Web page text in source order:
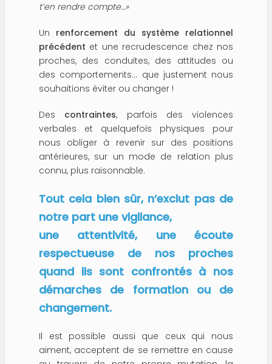
t’en rendre compte…»
Un renforcement du système relationnel
précédent et une recrudescence chez nos
proches, des conduites, des attitudes ou
des comportements… que justement nous
souhaitions éviter ou changer !
Des contraintes, parfois des violences
verbales et quelquefois physiques pour
nous obliger à revenir sur des positions
antérieures, sur un mode de relation plus
connu, plus raisonnable.
Tout cela bien sûr, n’exclut pas de
notre part une vigilance,
une attentivité, une écoute
respectueuse de nos proches
quand ils sont confrontés à nos
démarches de formation ou de
changement.
Il est possible aussi que ceux qui nous
aiment, acceptent de se remettre en cause